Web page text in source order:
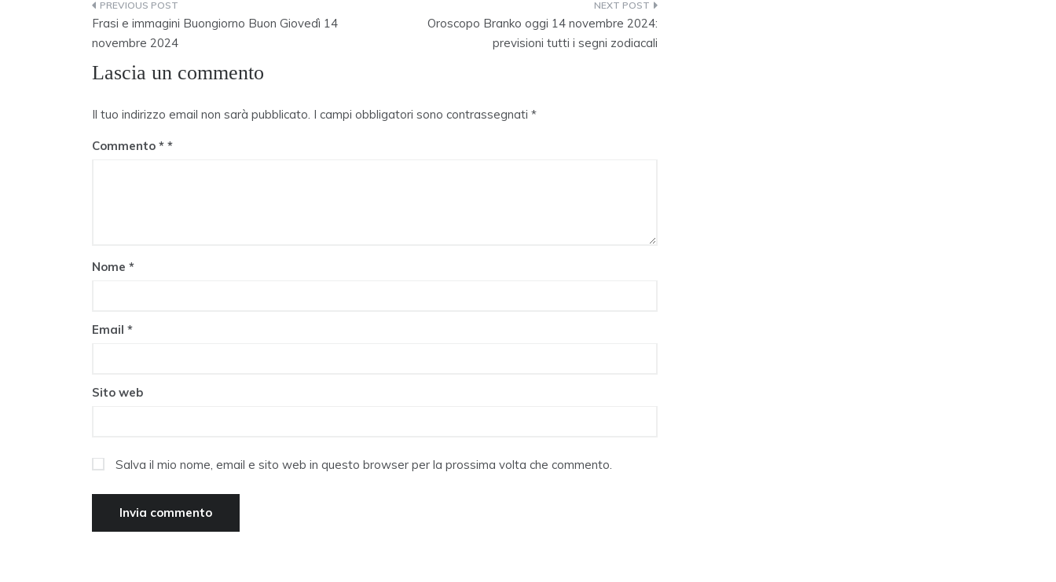
Navigazione
articoli
Frasi e immagini Buongiorno Buon Giovedì 14
novembre 2024
Oroscopo Branko oggi 14 novembre 2024:
previsioni tutti i segni zodiacali
Lascia un commento
Il tuo indirizzo email non sarà pubblicato. I campi obbligatori sono contrassegnati *
Commento *
Nome *
Email *
Sito web
Salva il mio nome, email e sito web in questo browser per la prossima volta che commento.